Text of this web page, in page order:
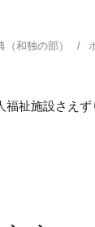
和独の部）
福祉施設さえず